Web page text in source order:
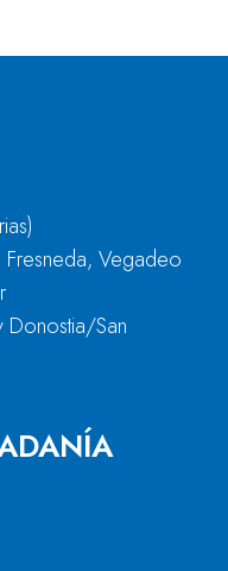
Vegadeo
Donostia/San